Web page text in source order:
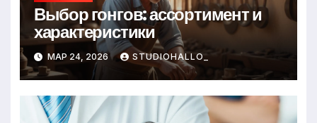
Выбор гонгов: ассортимент и
характеристики
МАР 24, 2026 STUDIOHALLO_